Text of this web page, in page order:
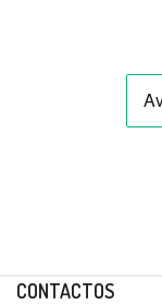
CONTACTOS